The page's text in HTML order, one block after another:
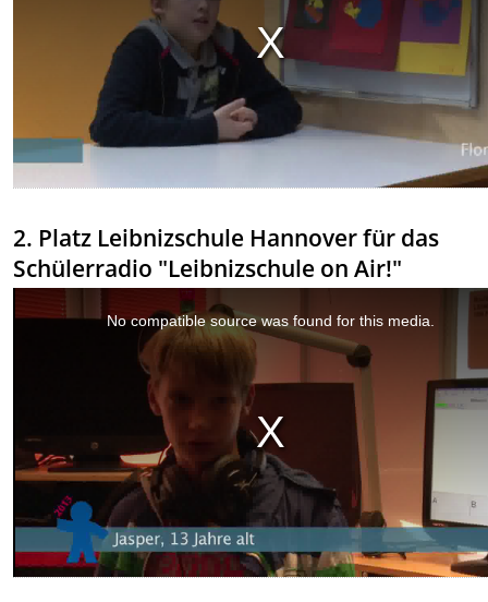
2. Platz Leibnizschule Hannover für das
Schülerradio "Leibnizschule on Air!"
No compatible source was found for this media.